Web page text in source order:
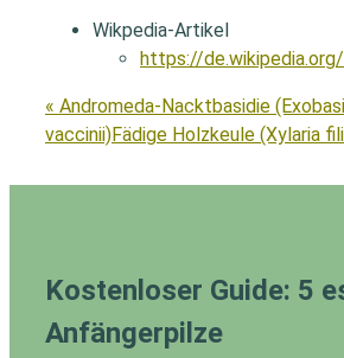
Wikpedia-Artikel
https://
« Andromeda-Nacktbasidie
vaccinii)Fädige Holzkeule (Xylaria
Kostenloser Guide: 5
Anfängerpilze